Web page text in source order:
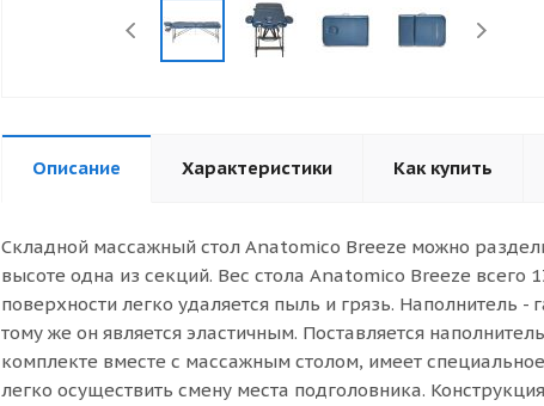
Описание Характеристики Как купить
Складной массажный стол Anatomico Breeze можно
высоте одна из секций. Вес стола Anatomico Breeze всего
поверхности легко удаляется пыль и грязь. Наполнитель
тому же он является эластичным. Поставляется
комплекте вместе с массажным столом, имеет
легко осуществить смену места подголовника.